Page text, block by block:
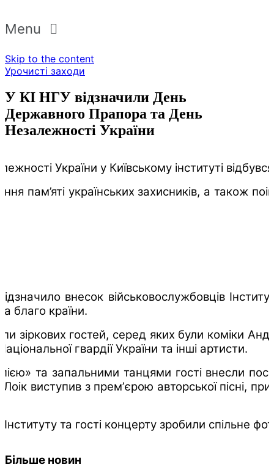
Menu
Skip to the content
Урочисті заходи
У КІ НГУ відзначили День
Державного Прапора та День
Незалежності України
України у Київському інституті
пам’яті українських захисників, а також
внесок військовослужбовців
благо країни.
зіркових гостей, серед яких були коміки
гвардії України та інші артисти.
та запальними танцями гості внесли
виступив з премʼєрою авторської пісні,
та гості концерту зробили спільне
Більше новин